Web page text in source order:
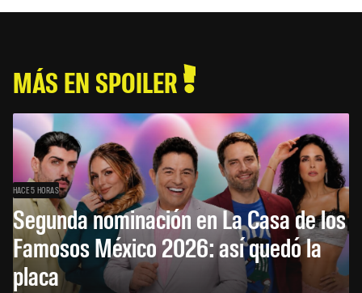
MÁS EN SPOILER
HACE 5 HORAS
Segunda nominación en La Casa de los
Famosos México 2026: así quedó la
placa